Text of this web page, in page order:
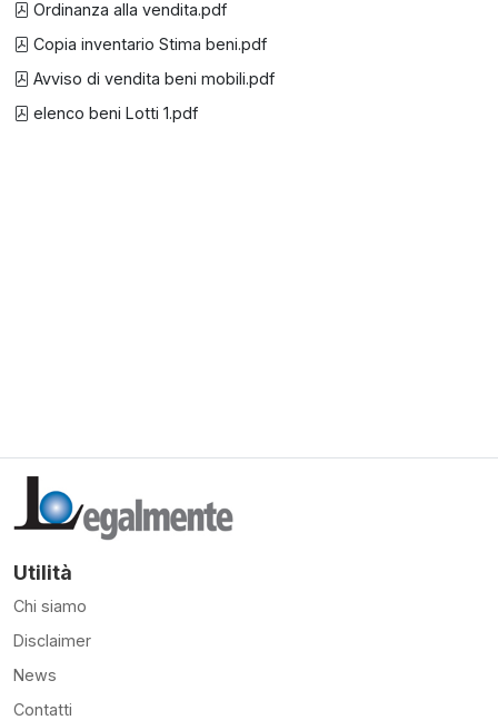
Ordinanza alla vendita.pdf
Copia inventario Stima beni.pdf
Avviso di vendita beni mobili.pdf
elenco beni Lotti 1.pdf
Utilità
Chi siamo
Disclaimer
News
Contatti